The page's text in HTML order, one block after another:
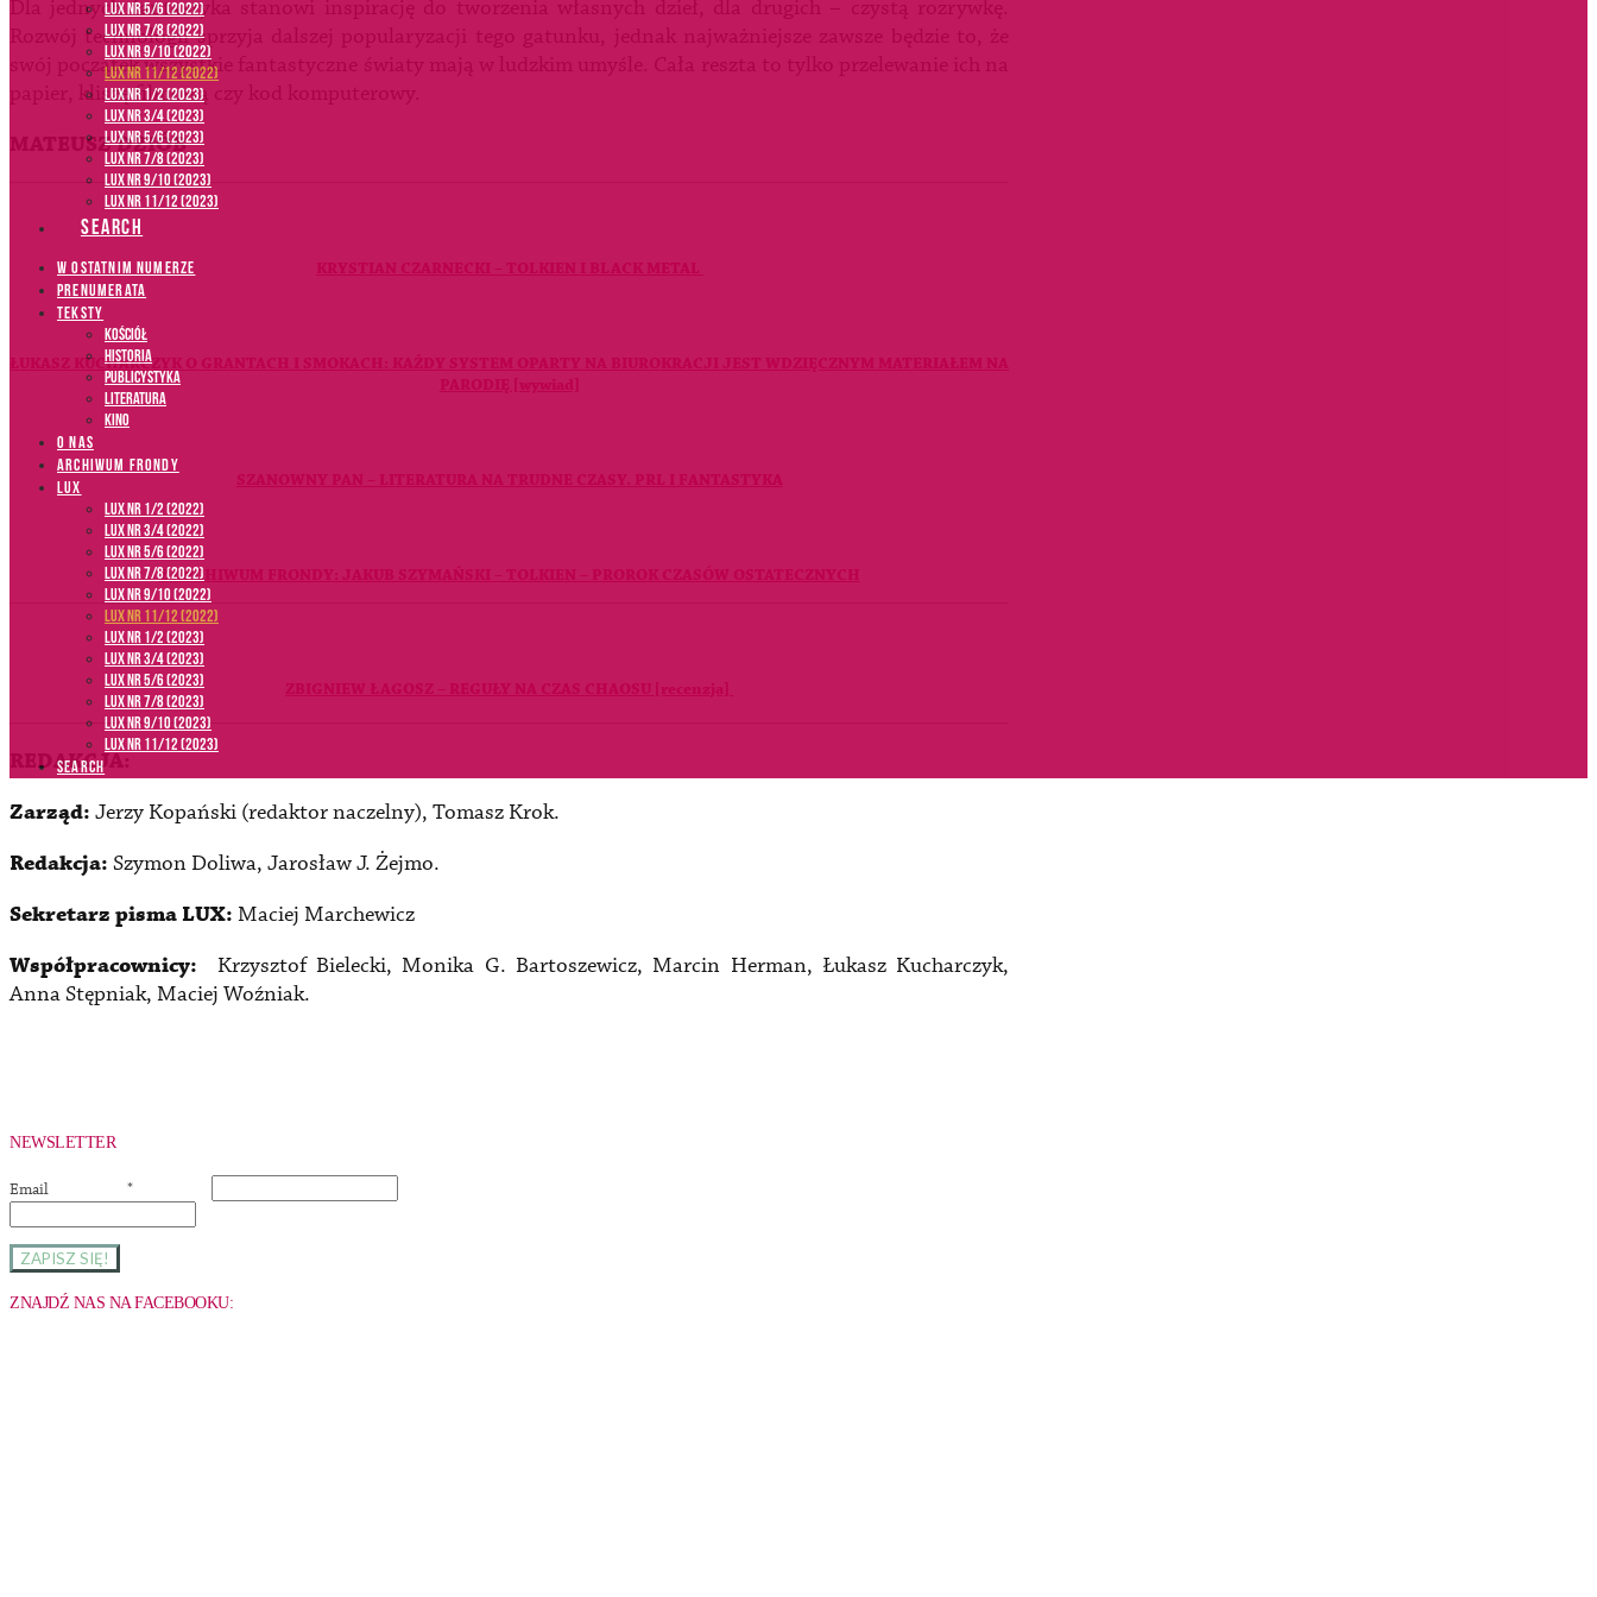
LUX NR 5/6 (2022)
LUX NR 7/8 (2022)
LUX nr 9/10 (2022)
LUX NR 11/12 (2022)
LUX NR 1/2 (2023)
LUX NR 3/4 (2023)
LUX NR 5/6 (2023)
LUX NR 7/8 (2023)
LUX NR 9/10 (2023)
LUX NR 11/12 (2023)
SEARCH
W OSTATNIM NUMERZE
PRENUMERATA
TEKSTY
Kościół
Historia
Publicystyka
Literatura
Kino
O NAS
ARCHIWUM FRONDY
LUX
LUX NR 1/2 (2022)
LUX NR 3/4 (2022)
LUX NR 5/6 (2022)
LUX NR 7/8 (2022)
LUX nr 9/10 (2022)
LUX NR 11/12 (2022)
LUX NR 1/2 (2023)
LUX NR 3/4 (2023)
LUX NR 5/6 (2023)
LUX NR 7/8 (2023)
LUX NR 9/10 (2023)
LUX NR 11/12 (2023)
SEARCH
Dla jednych fantastyka stanowi inspirację do tworzenia własnych dzieł, dla drugich – czystą rozrywkę.
Rozwój technologii sprzyja dalszej popularyzacji tego gatunku, jednak najważniejsze zawsze będzie to, że
swój początek wszystkie fantastyczne światy mają w ludzkim umyśle. Cała reszta to tylko przelewanie ich na
papier, kliszę filmową czy kod komputerowy.
MATEUSZ DZIÓB
KRYSTIAN CZARNECKI – TOLKIEN I BLACK METAL
ŁUKASZ KUCHARCZYK O GRANTACH I SMOKACH: KAŻDY SYSTEM OPARTY NA BIUROKRACJI JEST WDZIĘCZNYM MATERIAŁEM NA
PARODIĘ [wywiad]
SZANOWNY PAN – LITERATURA NA TRUDNE CZASY. PRL I FANTASTYKA
Z ARCHIWUM FRONDY: JAKUB SZYMAŃSKI – TOLKIEN – PROROK CZASÓW OSTATECZNYCH
ZBIGNIEW ŁAGOSZ – REGUŁY NA CZAS CHAOSU [recenzja]
REDAKCJA:
Zarząd: Jerzy Kopański (redaktor naczelny), Tomasz Krok.
Redakcja: Szymon Doliwa, Jarosław J. Żejmo.
Sekretarz pisma LUX: Maciej Marchewicz
Współpracownicy: Krzysztof Bielecki, Monika G. Bartoszewicz, Marcin Herman, Łukasz Kucharczyk,
Anna Stępniak, Maciej Woźniak.
NEWSLETTER
Email*
ZNAJDŹ NAS NA FACEBOOKU: